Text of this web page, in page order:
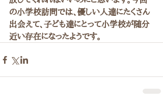
の小学校訪問では、優しい人達にたくさん
出会えて、子ども達にとって小学校が随分
近い存在になったようです。